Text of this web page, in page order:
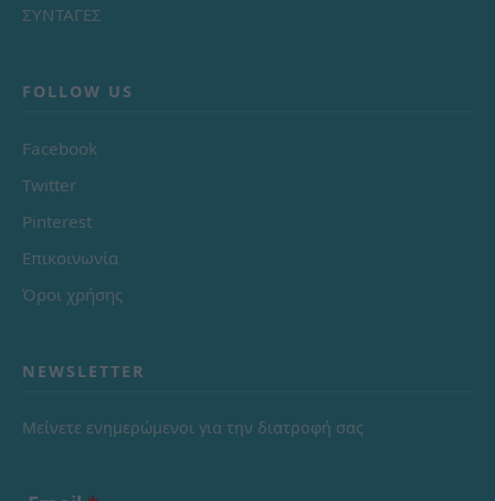
ΣΥΝΤΑΓΕΣ
FOLLOW US
Facebook
Twitter
Pinterest
Επικοινωνία
Όροι χρήσης
NEWSLETTER
Μείνετε ενημερώμενοι για την διατροφή σας